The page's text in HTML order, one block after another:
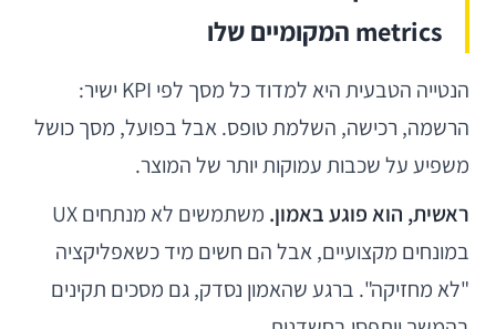
metrics המקומיים שלו
הנטייה הטבעית היא למדוד כל מסך לפי KPI ישיר:
הרשמה, רכישה, השלמת טופס. אבל בפועל, מסך כושל
משפיע על שכבות עמוקות יותר של המוצר.
ראשית, הוא פוגע באמון.
משתמשים לא מנתחים UX
במונחים מקצועיים, אבל הם חשים מיד כשאפליקציה
"לא מחזיקה". ברגע שהאמון נסדק, גם מסכים תקינים